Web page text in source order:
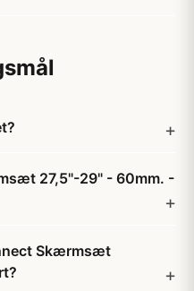
27,5"-29" - 60mm. -
Skærmsæt